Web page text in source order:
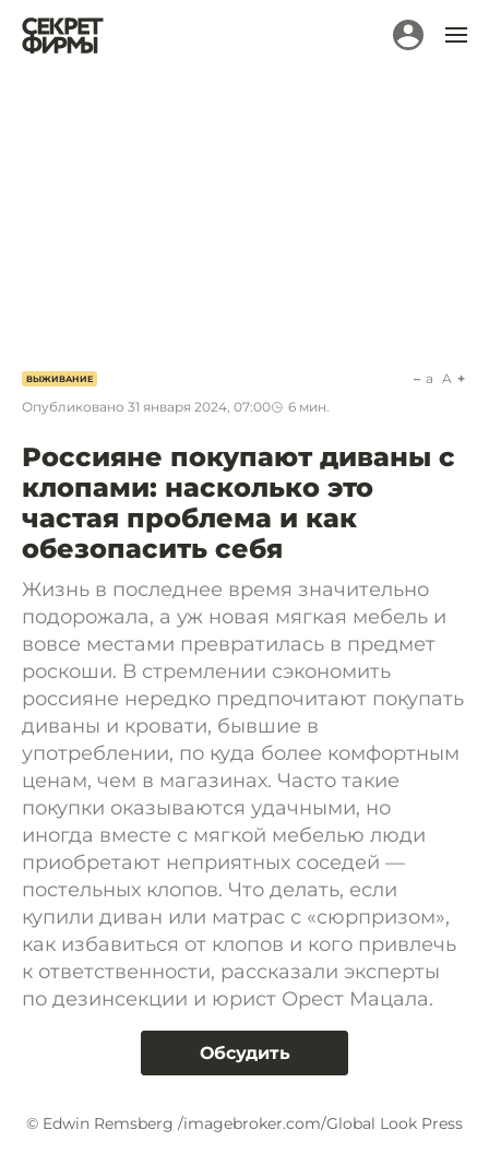
ВЫЖИВАНИЕ
Опубликовано 31 января 2024, 07:00 6 мин.
a A
Россияне покупают диваны с
клопами: насколько это
частая проблема и как
обезопасить себя
Жизнь в последнее время значительно
подорожала, а уж новая мягкая мебель и
вовсе местами превратилась в предмет
роскоши. В стремлении сэкономить
россияне нередко предпочитают покупать
диваны и кровати, бывшие в
употреблении, по куда более комфортным
ценам, чем в магазинах. Часто такие
покупки оказываются удачными, но
иногда вместе с мягкой мебелью люди
приобретают неприятных соседей —
постельных клопов. Что делать, если
купили диван или матрас с «сюрпризом»,
как избавиться от клопов и кого привлечь
к ответственности, рассказали эксперты
по дезинсекции и юрист Орест Мацала.
Обсудить
© Edwin Remsberg /imagebroker.com/Global Look Press